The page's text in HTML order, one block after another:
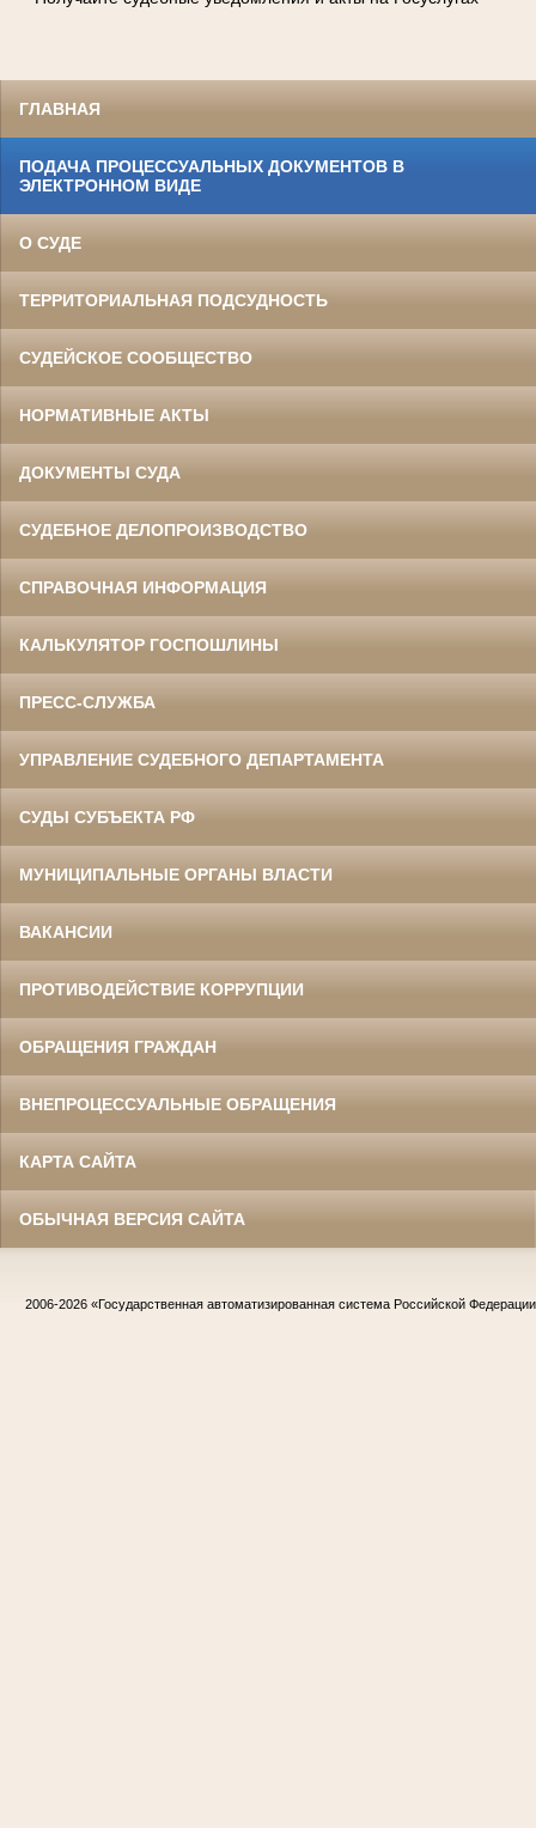
ГЛАВНАЯ
ПОДАЧА ПРОЦЕССУАЛЬНЫХ ДОКУМЕНТОВ В
ЭЛЕКТРОННОМ ВИДЕ
О СУДЕ
ТЕРРИТОРИАЛЬНАЯ ПОДСУДНОСТЬ
СУДЕЙСКОЕ СООБЩЕСТВО
НОРМАТИВНЫЕ АКТЫ
ДОКУМЕНТЫ СУДА
СУДЕБНОЕ ДЕЛОПРОИЗВОДСТВО
СПРАВОЧНАЯ ИНФОРМАЦИЯ
КАЛЬКУЛЯТОР ГОСПОШЛИНЫ
ПРЕСС-СЛУЖБА
УПРАВЛЕНИЕ СУДЕБНОГО ДЕПАРТАМЕНТА
СУДЫ СУБЪЕКТА РФ
МУНИЦИПАЛЬНЫЕ ОРГАНЫ ВЛАСТИ
ВАКАНСИИ
ПРОТИВОДЕЙСТВИЕ КОРРУПЦИИ
ОБРАЩЕНИЯ ГРАЖДАН
ВНЕПРОЦЕССУАЛЬНЫЕ ОБРАЩЕНИЯ
КАРТА САЙТА
ОБЫЧНАЯ ВЕРСИЯ САЙТА
2006-2026 «Государственная автоматизированная система Российской